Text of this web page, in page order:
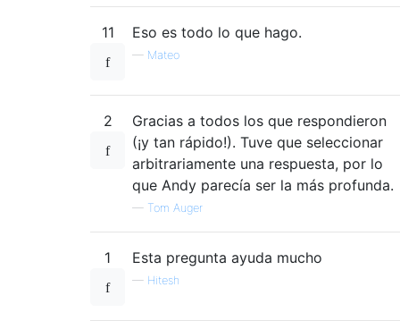
11 Eso es todo lo que hago.
— Mateo
2
Gracias a todos los que respondieron
(¡y tan rápido!). Tuve que seleccionar
arbitrariamente una respuesta, por lo
que Andy parecía ser la más profunda.
— Tom Auger
1 Esta pregunta ayuda mucho
— Hitesh